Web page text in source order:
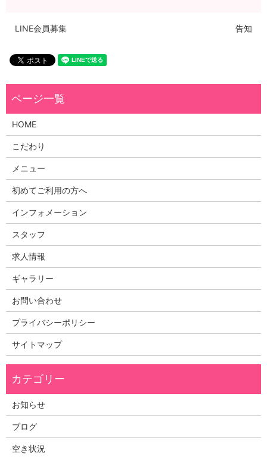
LINE会員募集 告知
HOME
こだわり
メニュー
初めてご利用の方へ
インフォメーション
スタッフ
求人情報
ギャラリー
お問い合わせ
プライバシーポリシー
サイトマップ
お知らせ
ブログ
空き状況